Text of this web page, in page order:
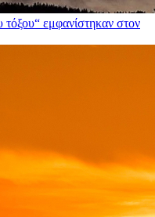
τόξου“ εμφανίστηκαν στον